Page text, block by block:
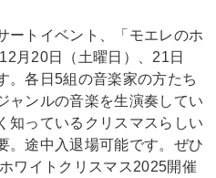
ートイベント、「モエレのホ
月20日（土曜日）、21日
。各日5組の音楽家の方たち
ャンルの音楽を生演奏してい
知っているクリスマスらしい
。途中入退場可能です。ぜひ
ワイトクリスマス2025開催